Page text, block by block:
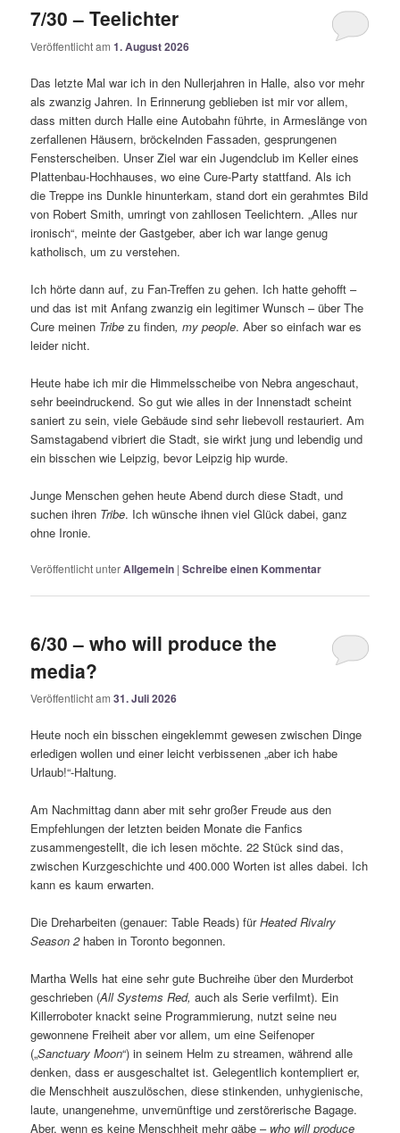
7/30 – Teelichter
Veröffentlicht am1. August 2026
Das letzte Mal war ich in den Nullerjahren in Halle, also vor mehr
als zwanzig Jahren. In Erinnerung geblieben ist mir vor allem,
dass mitten durch Halle eine Autobahn führte, in Armeslänge von
zerfallenen Häusern, bröckelnden Fassaden, gesprungenen
Fensterscheiben. Unser Ziel war ein Jugendclub im Keller eines
Plattenbau-Hochhauses, wo eine Cure-Party stattfand. Als ich
die Treppe ins Dunkle hinunterkam, stand dort ein gerahmtes Bild
von Robert Smith, umringt von zahllosen Teelichtern. „Alles nur
ironisch“, meinte der Gastgeber, aber ich war lange genug
katholisch, um zu verstehen.
Ich hörte dann auf, zu Fan-Treffen zu gehen. Ich hatte gehofft –
und das ist mit Anfang zwanzig ein legitimer Wunsch – über The
Cure meinen Tribe zu finden, my people. Aber so einfach war es
leider nicht.
Heute habe ich mir die Himmelsscheibe von Nebra angeschaut,
sehr beeindruckend. So gut wie alles in der Innenstadt scheint
saniert zu sein, viele Gebäude sind sehr liebevoll restauriert. Am
Samstagabend vibriert die Stadt, sie wirkt jung und lebendig und
ein bisschen wie Leipzig, bevor Leipzig hip wurde.
Junge Menschen gehen heute Abend durch diese Stadt, und
suchen ihren Tribe. Ich wünsche ihnen viel Glück dabei, ganz
ohne Ironie.
Veröffentlicht unterAllgemein |Schreibe einen Kommentar
6/30 – who will produce the
media?
Veröffentlicht am31. Juli 2026
Heute noch ein bisschen eingeklemmt gewesen zwischen Dinge
erledigen wollen und einer leicht verbissenen „aber ich habe
Urlaub!“-Haltung.
Am Nachmittag dann aber mit sehr großer Freude aus den
Empfehlungen der letzten beiden Monate die Fanfics
zusammengestellt, die ich lesen möchte. 22 Stück sind das,
zwischen Kurzgeschichte und 400.000 Worten ist alles dabei. Ich
kann es kaum erwarten.
Die Dreharbeiten (genauer: Table Reads) fürHeated Rivalry
Season 2haben in Toronto begonnen.
Martha Wells hat eine sehr gute Buchreihe über den Murderbot
geschrieben (All Systems Red, auch als Serie verfilmt). Ein
Killerroboter knackt seine Programmierung, nutzt seine neu
gewonnene Freiheit aber vor allem, um eine Seifenoper
(„Sanctuary Moon“) in seinem Helm zu streamen, während alle
denken, dass er ausgeschaltet ist. Gelegentlich kontempliert er,
die Menschheit auszulöschen, diese stinkenden, unhygienische,
laute, unangenehme, unvernünftige und zerstörerische Bagage.
Aber, wenn es keine Menschheit mehr gäbe – who will produce